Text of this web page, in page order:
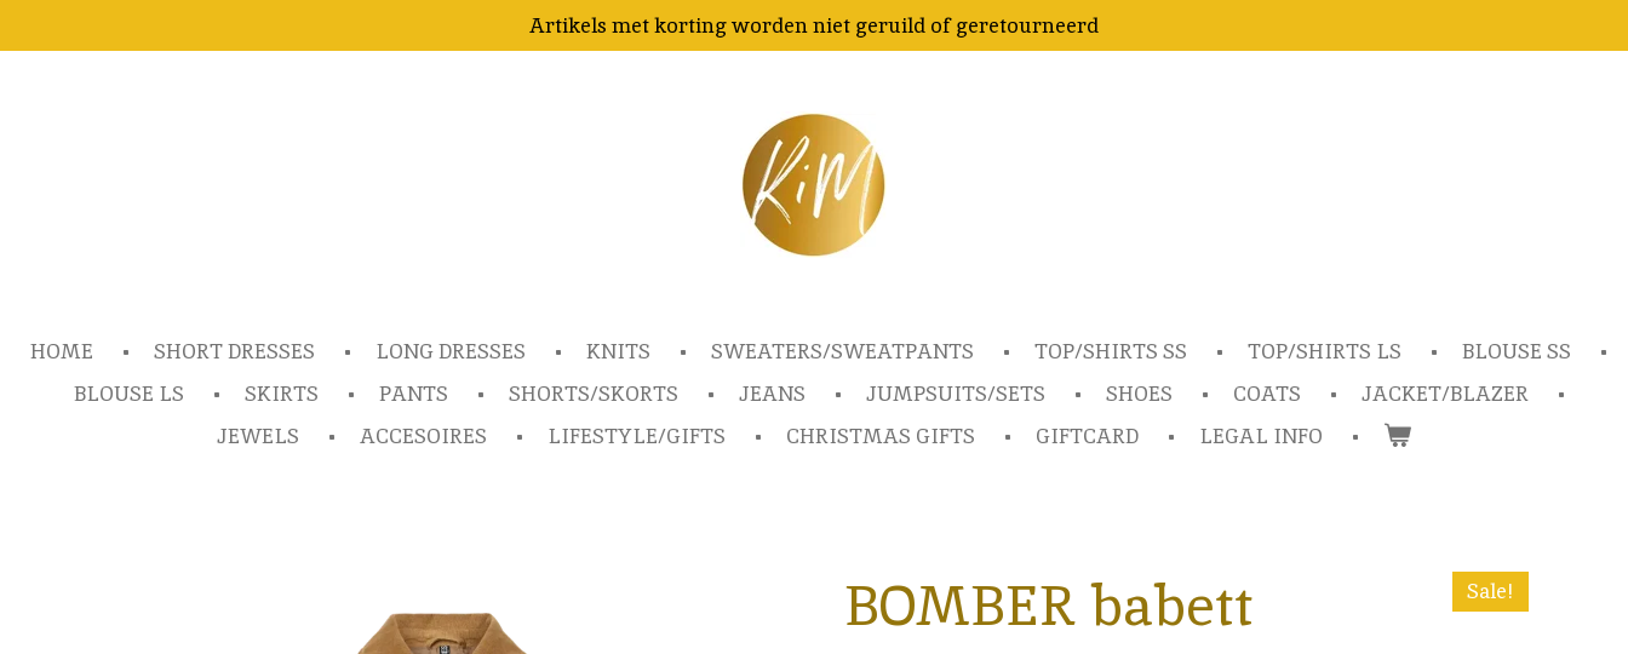
direct
Artikels met korting worden niet geruild of geretourneerd
HOME SHORT DRESSES LONG DRESSES KNITS SWEATERS/SWEATPANTS TOP/SHIRTS SS TOP/SHIRTS LS
BLOUSE SS
BLOUSE LS
SKIRTS PANTS SHORTS/SKORTS JEANS JUMPSUITS/SETS SHOES COATS
JACKET/BLAZER
JEWELS
ACCESOIRES LIFESTYLE/GIFTS CHRISTMAS GIFTS GIFTCARD LEGAL INFO
BOMBER babett Sale!